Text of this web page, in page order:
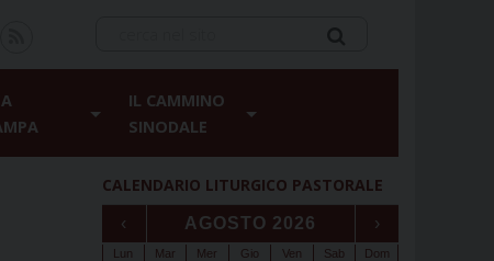
IL CAMMINO
SINODALE
CALENDARIO LITURGICO PASTORALE
‹ AGOSTO 2026 ›
Lun Mar Mer Gio Ven Sab Dom